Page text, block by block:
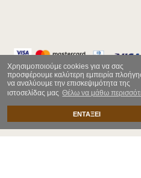
Χρησιμοποιούμε cookies για να σας
προσφέρουμε καλύτερη εμπειρία
να αναλύουμε την επισκεψιμότητα της
ιστοσελίδας μας Θέλω να μάθω
ΕΝΤΑΞΕΙ